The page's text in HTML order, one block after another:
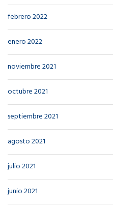
febrero 2022
enero 2022
noviembre 2021
octubre 2021
septiembre 2021
agosto 2021
julio 2021
junio 2021